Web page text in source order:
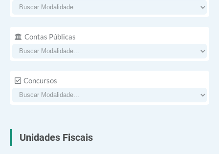
Contas Públicas
Concursos
Unidades Fiscais